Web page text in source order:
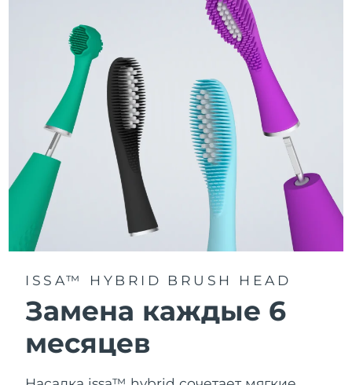
3 режима чистки: Deep Clean, Whitening и Sensitive.
Технология Sonic Pulse обеспечивает 11 000
пульсаций в минуту для глубокого и бережного
очищения всей полости рта.
Получите доступ к индивидуальным режимам
чистки через приложение FOREO For You.
ISSA™ HYBRID BRUSH HEAD
Замена каждые 6
месяцев